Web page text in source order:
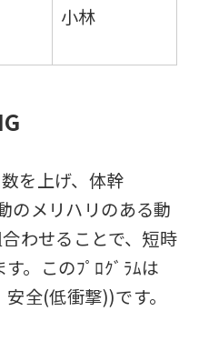
小林
を上げ、体幹
のメリハリのある動
わせることで、短時
。このﾌﾟﾛｸﾞﾗﾑは
全(低衝撃))です。